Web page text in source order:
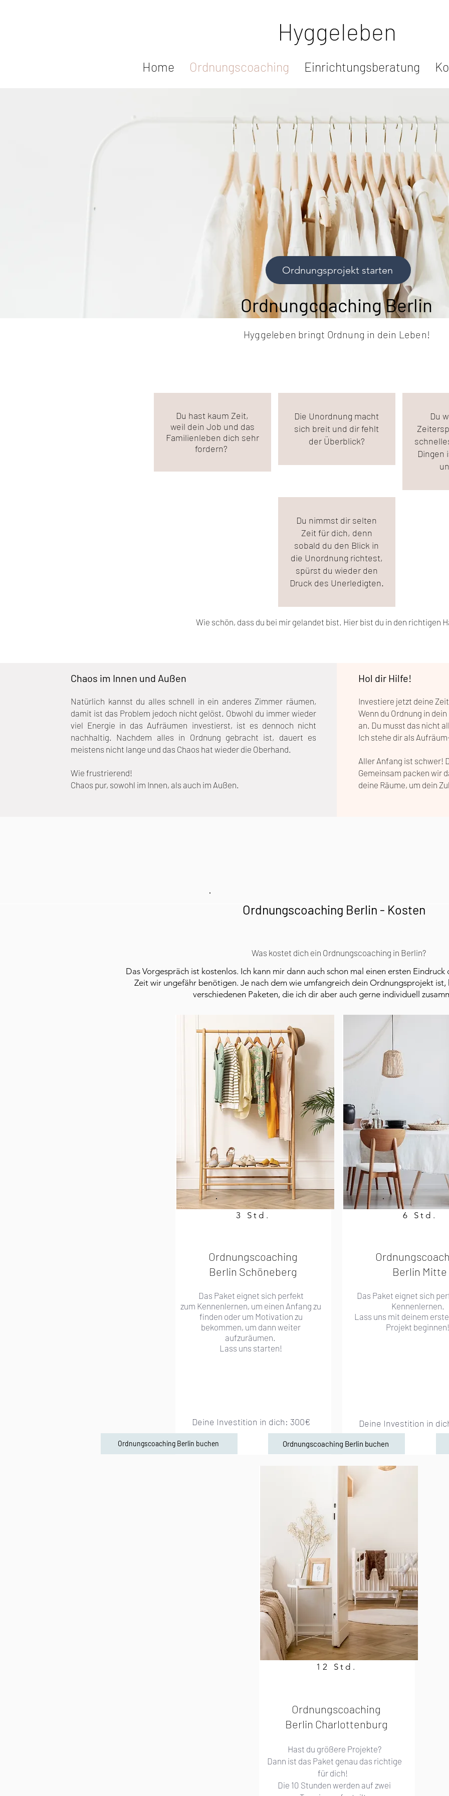
Hyggeleben
Home Ordnungscoaching Einrichtungsberatung
Ordnungsprojekt starten
Ordnungcoaching Berlin
Hyggeleben bringt Ordnung in dein Leben!
Du hast kaum Zeit,
weil dein Job und das
Familienleben dich sehr
fordern?
Die Unordnung macht
sich breit und dir fehlt
der Überblick?
Du
Dingen
Du nimmst dir selten
Zeit für dich, denn
sobald du den Blick in
die Unordnung richtest,
spürst du wieder den
Druck des Unerledigten.
Wie schön, dass du bei mir gelandet bist. Hier bist du in den richtigen
Chaos im Innen und Außen
Natürlich kannst du alles schnell in ein anderes Zimmer räumen,
damit ist das Problem jedoch nicht gelöst. Obwohl du immer wieder
viel Energie in das Aufräumen investierst, ist es dennoch nicht
nachhaltig. Nachdem alles in Ordnung gebracht ist, dauert es
meistens nicht lange und das Chaos hat wieder die Oberhand.
Wie frustrierend!
Chaos pur, sowohl im Innen, als auch im Außen.
Hol dir Hilfe!
Investiere jetzt deine
Wenn du Ordnung in
an. Du musst das nicht
Ich stehe dir als
Aller Anfang ist schwer!
Gemeinsam packen wir
deine Räume, um dein
Was kostet dich ein Ordnungscoaching in Berlin?
Das Vorgespräch ist kostenlos. Ich kann mir dann auch schon mal einen ersten
Zeit wir ungefähr benötigen. Je nach dem wie umfangreich dein Ordnungsprojekt ist,
verschiedenen Paketen, die ich dir aber auch gerne individuell
3 Std.
Ordnungscoaching
Berlin Schöneberg
Das Paket eignet sich perfekt
zum Kennenlernen, um einen Anfang zu
finden oder um Motivation zu
bekommen, um dann weiter
aufzuräumen.
Lass uns starten!
Deine Investition in dich: 300€
6 Std.
Berlin Mitte
Das Paket eignet sich
Kennenlernen.
Lass uns mit deinem
Projekt beginnen!
Deine Investition in
12 Std.
Ordnungscoaching
Berlin Charlottenburg
Hast du größere Projekte?
Dann ist das Paket genau das richtige
für dich!
Die 10 Stunden werden auf zwei
Ordnungscoaching Berlin buchen
Ordnungscoaching Berlin buchen
Ordnungscoaching Berlin - Kosten